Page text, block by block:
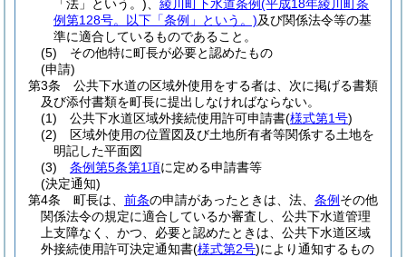
「法」という。)
綾川町下水道条例(平成18年綾川町条
例第128号。以下「条例」という。)及び関係法令等の基
準に適合しているものであること。
(5)
その他特に町長が必要と認めたもの
(申請)
第3条
公共下水道の区域外使用をする者は、次に掲げる書類
及び添付書類を町長に提出しなければならない。
(1)
公共下水道区域外接続使用許可申請書(様式第1号)
(2)
区域外使用の位置図及び土地所有者等関係する土地を
明記した平面図
(3)
条例第5条第1項に定める申請書等
(決定通知)
第4条
町長は、 前条の申請があったときは、法、 条例 その他
関係法令の規定に適合しているか審査し、公共下水道管理
上支障なく、かつ、必要と認めたときは、公共下水道区域
外接続使用許可決定通知書(様式第2号)により通知するもの